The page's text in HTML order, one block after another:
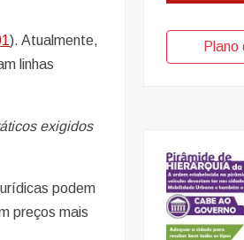
). Atualmente,
linhas
exigidos
podem
preços mais